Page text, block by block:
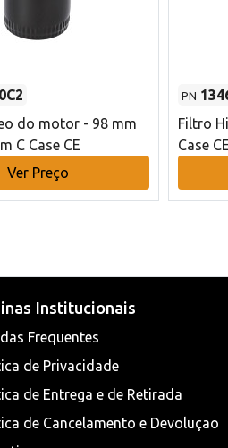
do motor - 98 mm
C Case CE
Ver Preço
PN
Filtro
Case CE
Institucionais
Frequentes
de Privacidade
de Entrega e de Retirada
de Cancelamento e Devoluçao